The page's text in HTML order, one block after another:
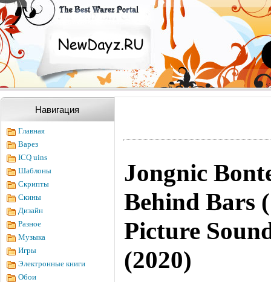
Навигация
Главная
Варез
ICQ uins
Шаблоны
Скрипты
Скины
Дизайн
Разное
Музыка
Игры
Электронные книги
Обои
Jongnic
Behind Bars
Picture
(2020)